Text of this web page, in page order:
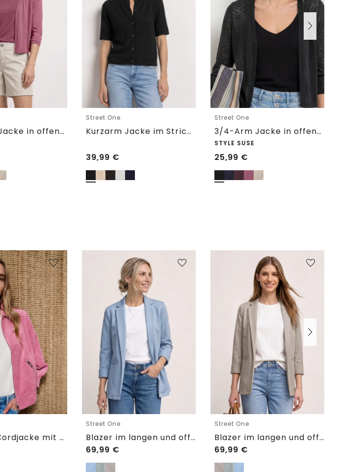
3/4-Arm Jacke in offener Passform
Street One
Kurzarm Jacke im Strick-Look
39,99 €
Street One
3/4-Arm Jacke in offener Passform
STYLE SUSE
25,99 €
3/4 Arm Cordjacke mit Hemdkragen
Street One
Blazer im langen und offenen Schnitt
69,99 €
Street One
Blazer im langen und offenen Schnitt
69,99 €